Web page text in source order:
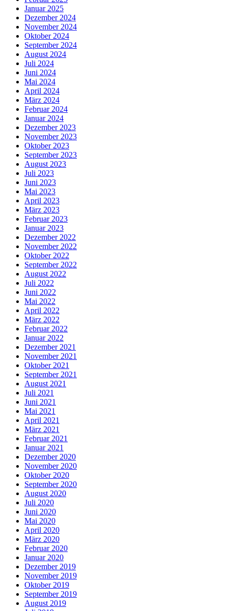
Januar 2025
Dezember 2024
November 2024
Oktober 2024
September 2024
August 2024
Juli 2024
Juni 2024
Mai 2024
April 2024
März 2024
Februar 2024
Januar 2024
Dezember 2023
November 2023
Oktober 2023
September 2023
August 2023
Juli 2023
Juni 2023
Mai 2023
April 2023
März 2023
Februar 2023
Januar 2023
Dezember 2022
November 2022
Oktober 2022
September 2022
August 2022
Juli 2022
Juni 2022
Mai 2022
April 2022
März 2022
Februar 2022
Januar 2022
Dezember 2021
November 2021
Oktober 2021
September 2021
August 2021
Juli 2021
Juni 2021
Mai 2021
April 2021
März 2021
Februar 2021
Januar 2021
Dezember 2020
November 2020
Oktober 2020
September 2020
August 2020
Juli 2020
Juni 2020
Mai 2020
April 2020
März 2020
Februar 2020
Januar 2020
Dezember 2019
November 2019
Oktober 2019
September 2019
August 2019